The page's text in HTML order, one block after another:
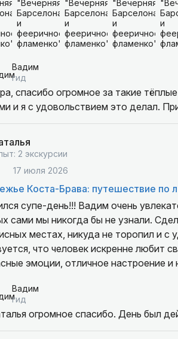
прекрасный вечер!
Вадим
гид
спасибо огромное за такие
и я с удовольствием это делал.
2 экскурсии
17 июля 2026
Коста-Брава: путешествие по
супе-день!!! Вадим очень
сами мы никогда бы не узнали.
местах, никуда не торопил и с
что человек искренне любит своё дело и
эмоции, отличное настроение
Вадим
гид
огромное спасибо. День был